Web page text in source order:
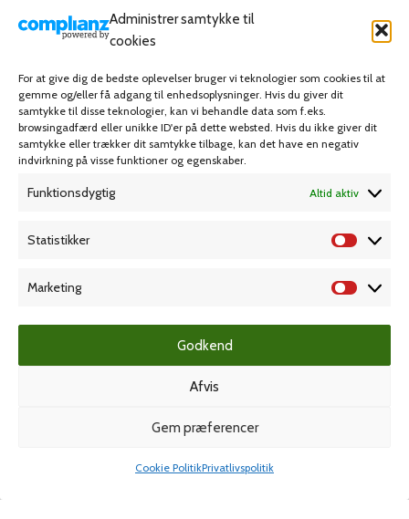
Administrer samtykke til
cookies
For at give dig de bedste oplevelser bruger vi teknologier som cookies til at
gemme og/eller få adgang til enhedsoplysninger. Hvis du giver dit
samtykke til disse teknologier, kan vi behandle data som f.eks.
browsingadfærd eller unikke ID'er på dette websted. Hvis du ikke giver dit
samtykke eller trækker dit samtykke tilbage, kan det have en negativ
indvirkning på visse funktioner og egenskaber.
Funktionsdygtig Altid aktiv
Statistikker
Marketing
Godkend
Afvis
Gem præferencer
Cookie PolitikPrivatlivspolitik
Kontakt os
Kontorartikler
Skriveartikler
Spil & lotteri
MIN KONTO
Kontoinformationer
Favoritliste
KUNDESERVICE
Handelsbetingelser
Cookie Politik (EU)
KAMPAGNE